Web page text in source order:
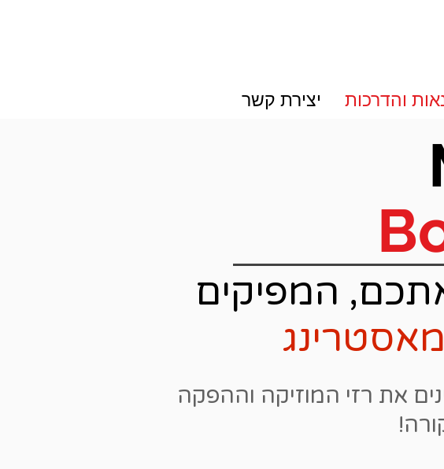
יצירת קשר והדרכות
המפיקים
את רזי המוזיקה וההפקה